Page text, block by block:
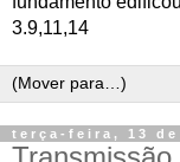
3.9,11,14
terça-feira, 13